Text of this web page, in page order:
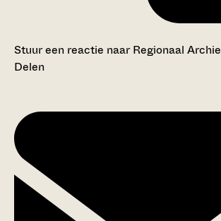
Stuur een reactie naar Regionaal
Delen